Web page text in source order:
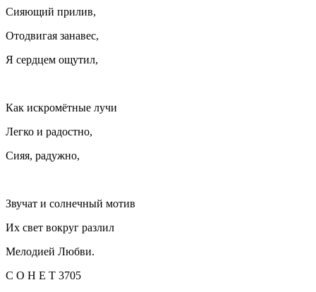
Сияющий прилив,
Отодвигая занавес,
Я сердцем ощутил,
Как искромётные лучи
Легко и радостно,
Сияя, радужно,
Звучат и солнечный мотив
Их свет вокруг разлил
Мелодией Любви.
С О Н Е Т 3705